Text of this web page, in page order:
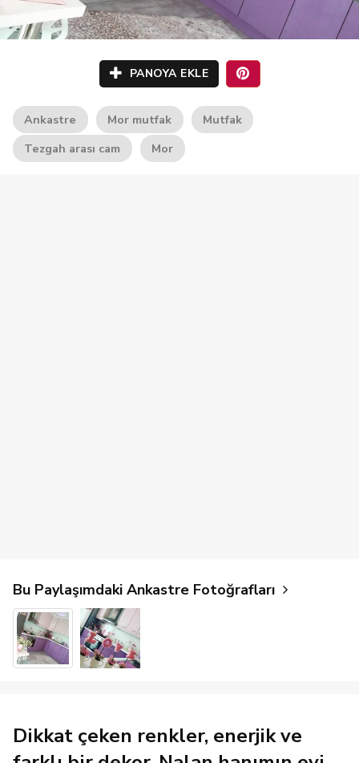
PANOYA EKLE
Ankastre Mor mutfak
Mutfak
Tezgah arası cam
Mor
Bu Paylaşımdaki Ankastre Fotoğrafları
Dikkat çeken renkler, enerjik ve